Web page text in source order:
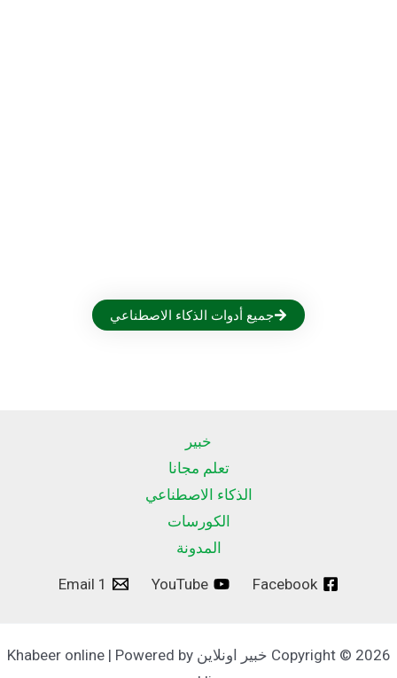
جميع أدوات الذكاء الاصطناعي
خبير
تعلم مجانا
الذكاء الاصطناعي
الكورسات
المدونة
Facebook
YouTube
Email 1
Copyright © 2026 خبير اونلاين Khabeer online | Powered by